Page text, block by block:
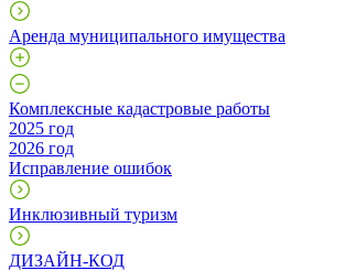
Аренда муниципального имущества
Комплексные кадастровые работы
2025 год
2026 год
Исправление ошибок
Инклюзивный туризм
ДИЗАЙН-КОД